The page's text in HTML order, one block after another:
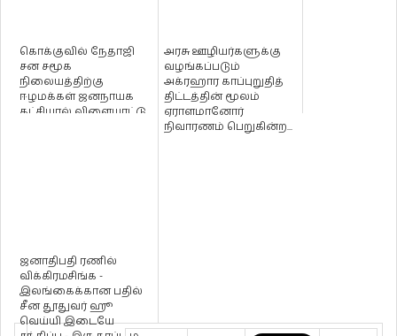
கொக்குவில் நேதாஜி
சன சமூக
நிலையத்திற்கு
ஈழமக்கள் ஜனநாயக
கட்சியால் விளையாட்டு
அரசு ஊழியர்களுக்கு
வழங்கப்படும்
அக்ரஹார காப்புறுதித்
திட்டத்தின் மூலம்
ஏராளமானோர்
நிவாரணம் பெறுகின்ற...
ஜனாதிபதி ரணில்
விக்கிரமசிங்க -
இலங்கைக்கான பதில்
சீன தூதுவர் ஹூ
வெய்யி இடையே